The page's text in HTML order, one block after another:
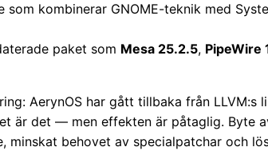
som kombinerar GNOME-teknik med
paket som Mesa 25.2.5, PipeWire
AerynOS har gått tillbaka från LLVM:s
är det — men effekten är påtaglig. Byte
minskat behovet av specialpatchar och